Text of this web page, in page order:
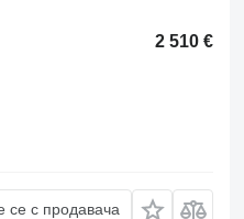
2 510 €
се с продавача